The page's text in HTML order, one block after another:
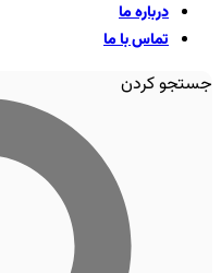
درباره ما
تماس با ما
جستجو کردن